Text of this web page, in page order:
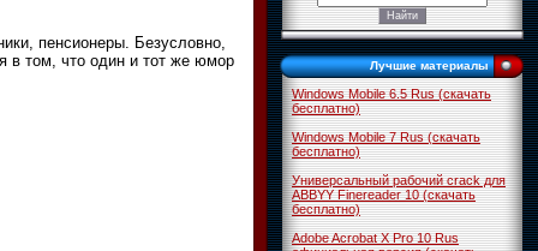
пенсионеры. Безусловно,
в том, что один и тот же юмор
Лучшие материалы
Windows Mobile 6.5 Rus (скачать
бесплатно)
Windows Mobile 7 Rus (скачать
бесплатно)
Универсальный рабочий crack для
ABBYY Finereader 10 (скачать
бесплатно)
Adobe Acrobat X Pro 10 Rus